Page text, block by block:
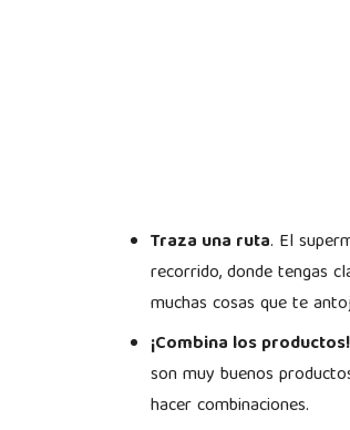
Traza una ruta. El
recorrido, donde tengas
muchas cosas que te
¡Combina los productos!
son muy buenos
hacer combinaciones.